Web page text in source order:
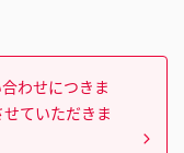
わせにつきま
ていただきま